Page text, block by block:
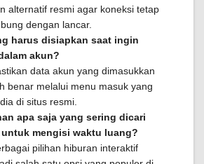
alternatif resmi agar koneksi tetap
dengan lancar.
harus disiapkan saat ingin
akun?
data akun yang dimasukkan
benar melalui menu masuk yang
di situs resmi.
apa saja yang sering dicari
mengisi waktu luang?
pilihan hiburan interaktif